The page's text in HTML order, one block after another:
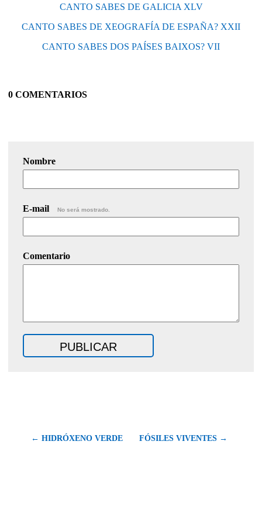
CANTO SABES DE GALICIA XLV
CANTO SABES DE XEOGRAFÍA DE ESPAÑA? XXII
CANTO SABES DOS PAÍSES BAIXOS? VII
0 COMENTARIOS
Nombre
E-mail No será mostrado.
Comentario
← HIDRÓXENO VERDE FÓSILES VIVENTES →